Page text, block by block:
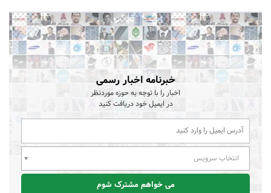
خبرنامه اخبار رسمی
اخبار را با توجه به حوزه موردنظر
در ایمیل خود دریافت کنید
انتخاب سرویس
می خواهم مشترک شوم